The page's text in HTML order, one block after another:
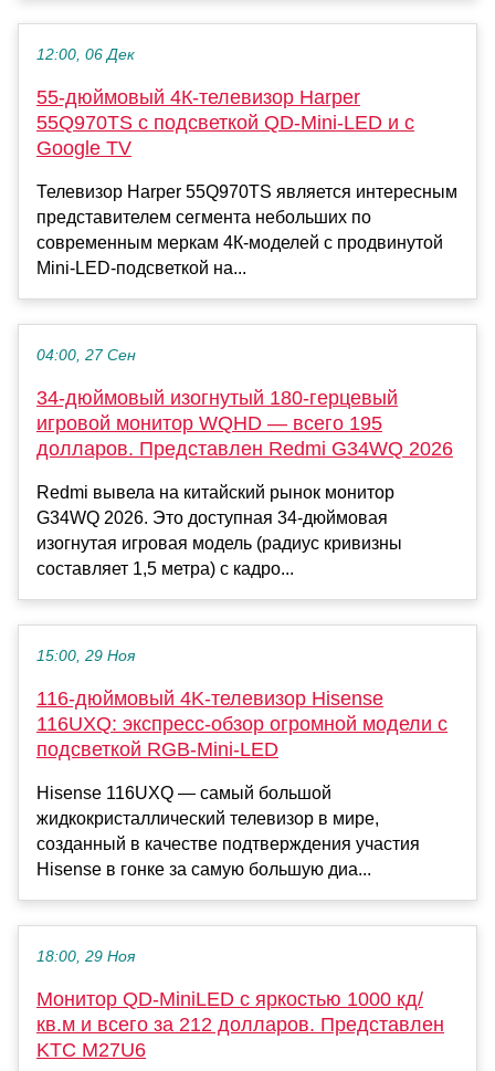
12:00, 06 Дек
55-дюймовый 4К-телевизор Harper
55Q970TS с подсветкой QD-Mini-LED и с
Google TV
Телевизор Harper 55Q970TS является интересным
представителем сегмента небольших по
современным меркам 4К-моделей с продвинутой
Mini-LED-подсветкой на...
04:00, 27 Сен
34-дюймовый изогнутый 180-герцевый
игровой монитор WQHD — всего 195
долларов. Представлен Redmi G34WQ 2026
Redmi вывела на китайский рынок монитор
G34WQ 2026. Это доступная 34-дюймовая
изогнутая игровая модель (радиус кривизны
составляет 1,5 метра) с кадро...
15:00, 29 Ноя
116-дюймовый 4K-телевизор Hisense
116UXQ: экспресс-обзор огромной модели с
подсветкой RGB-Mini-LED
Hisense 116UXQ — самый большой
жидкокристаллический телевизор в мире,
созданный в качестве подтверждения участия
Hisense в гонке за самую большую диа...
18:00, 29 Ноя
Монитор QD-MiniLED с яркостью 1000 кд/
кв.м и всего за 212 долларов. Представлен
KTC M27U6